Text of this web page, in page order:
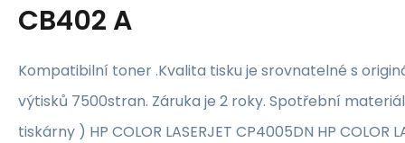
CB402 A
Kompatibilní toner .Kvalita tisku je srovnatelné s
výtisků 7500stran. Záruka je 2 roky. Spotřební
tiskárny ) HP COLOR LASERJET CP4005DN HP COLOR